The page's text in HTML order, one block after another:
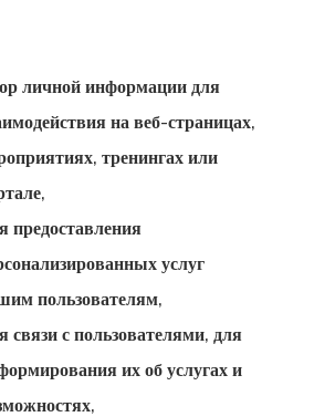
личной информации для
на веб-страницах,
тренингах или
предоставления
услуг
пользователям,
связи с пользователями, для
их об услугах и
Страны Вы
Имеете
Клиентов
Заявка На
Заявление